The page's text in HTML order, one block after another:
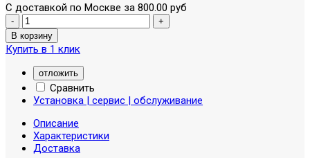
С доставкой по Москве за 800.00 руб
Купить в 1 клик
отложить
Сравнить
Установка | сервис | обслуживание
Описание
Характеристики
Доставка